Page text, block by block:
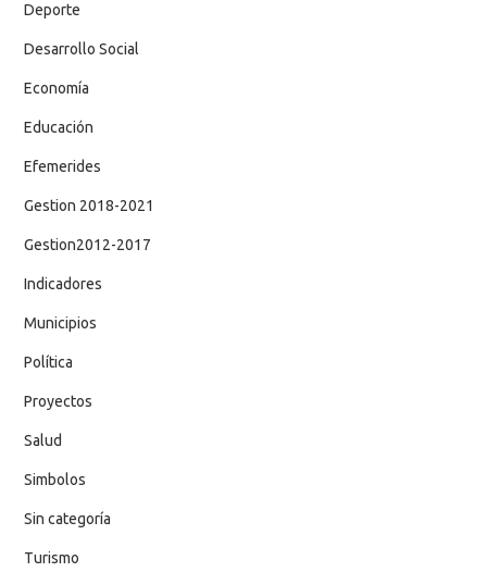
Deporte
Desarrollo Social
Economía
Educación
Efemerides
Gestion 2018-2021
Gestion2012-2017
Indicadores
Municipios
Política
Proyectos
Salud
Simbolos
Sin categoría
Turismo